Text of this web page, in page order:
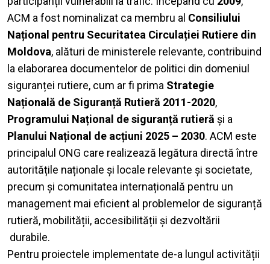
ACM a fost nominalizat ca membru al Consiliului
Național pentru Securitatea Circulației Rutiere din
Moldova, alături de ministerele relevante, contribuind
la elaborarea documentelor de politici din domeniul
siguranței rutiere, cum ar fi prima Strategie
Națională de Siguranță Rutieră 2011-2020,
Programului Național de siguranță rutieră și a
Planului Național de acțiuni 2025 – 2030. ACM este
principalul ONG care realizează legătura directă între
autoritățile naționale și locale relevante și societate,
precum și comunitatea internațională pentru un
management mai eficient al problemelor de siguranță
rutieră, mobilității, accesibilității și dezvoltării
durabile.
Pentru proiectele implementate de-a lungul activității